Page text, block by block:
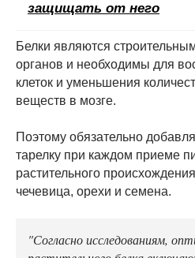
защищать от него
Белки являются
органов и необходимы для
клеток и уменьшения
веществ в мозге.
Поэтому обязательно
тарелку при каждом приеме
растительного
чечевица, орехи и семена.
"Согласно исследованиям,